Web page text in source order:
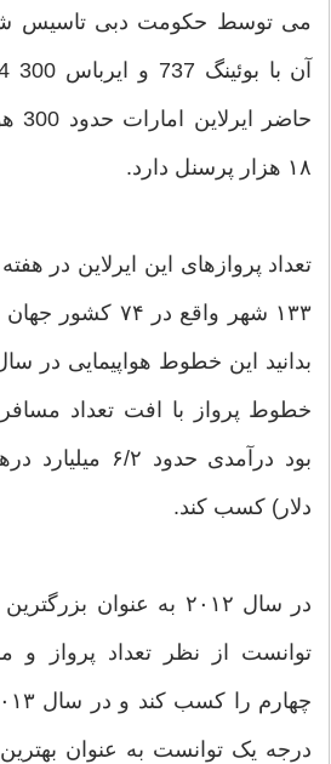
می توسط حکومت دبی تاسیس
۱۸ هزار پرسنل دارد.
۱۳۳ شهر واقع در
خطوط پرواز با افت تعداد مسافر
دلار) کسب کند.
در سال ۲۰۱۲ به عنوان
توانست از نظر تعداد پرواز و
درجه یک توانست به عنوان